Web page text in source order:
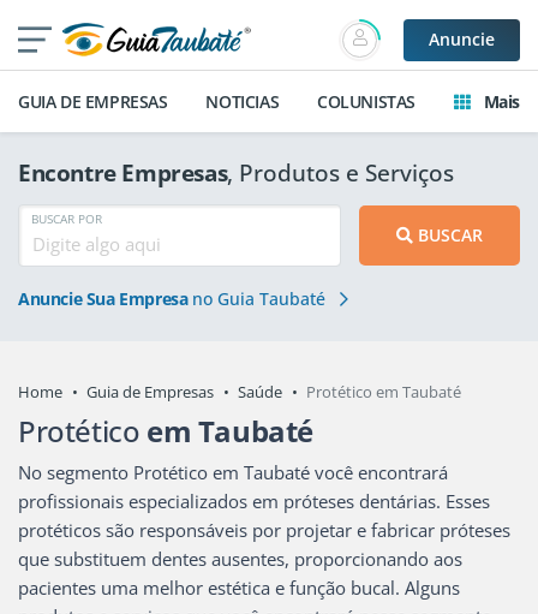
Anuncie
GUIA DE EMPRESAS NOTICIAS COLUNISTAS Mais
Encontre Empresas, Produtos e Serviços
BUSCAR POR
BUSCAR
Anuncie Sua Empresano Guia Taubaté
Home Guia de Empresas Saúde Protético em Taubaté
Protético em Taubaté
No segmento Protético em Taubaté você encontrará
profissionais especializados em próteses dentárias. Esses
protéticos são responsáveis por projetar e fabricar próteses
que substituem dentes ausentes, proporcionando aos
pacientes uma melhor estética e função bucal. Alguns